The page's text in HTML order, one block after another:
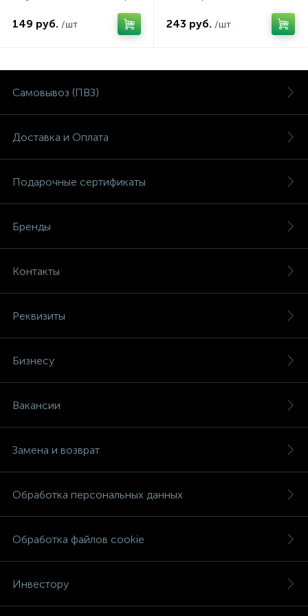
149 руб. /шт 243 руб. /шт
Самовывоз (ПВЗ)
Доставка и Оплата
Подарочные сертификаты
Бренды
Контакты
Реквизиты
Бизнесу
Вакансии
Замена и возврат
Обработка персональных данных
Обработка файлов cookie
Инвестору